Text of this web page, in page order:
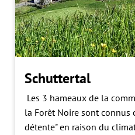
Schuttertal
Les 3 hameaux de la
la Forêt Noire sont connus
détente" en raison du